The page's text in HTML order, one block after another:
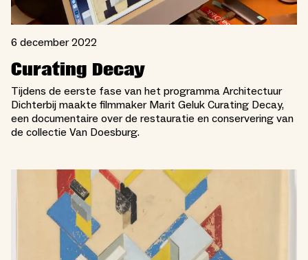
6 december 2022
Curating Decay
Tijdens de eerste fase van het programma Architectuur
Dichterbij maakte filmmaker Marit Geluk Curating Decay,
een documentaire over de restauratie en conservering van
de collectie Van Doesburg.